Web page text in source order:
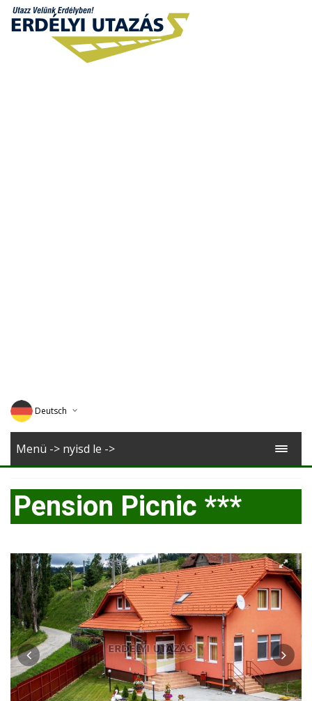
Deutsch
English
Romana
Menü -> nyisd le ->
Pension Picnic ***